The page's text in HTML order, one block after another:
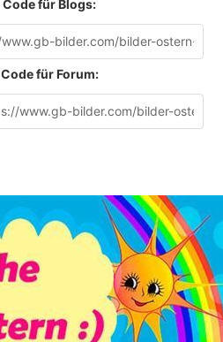
Code für Blogs:
Code für Forum: